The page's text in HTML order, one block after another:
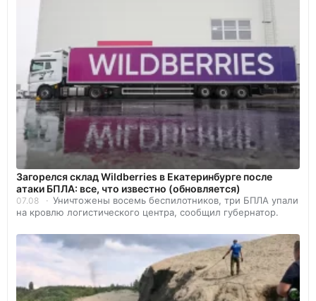
Загорелся склад Wildberries в Екатеринбурге после
атаки БПЛА: все, что известно (обновляется)
07.08
Уничтожены восемь беспилотников, три БПЛА упали
на кровлю логистического центра, сообщил губернатор.